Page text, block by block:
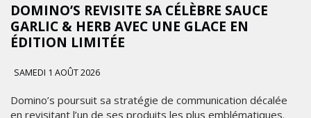
DOMINO’S REVISITE SA CÉLÈBRE SAUCE
GARLIC & HERB AVEC UNE GLACE EN
ÉDITION LIMITÉE
SAMEDI 1 AOÛT 2026
Domino’s poursuit sa stratégie de communication décalée
en revisitant l’un de ses produits les plus emblématiques.